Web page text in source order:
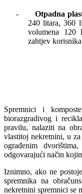
- Otpadna
240 litara, 360
volumena 120
zahtjev
Spremnici i
biorazgradivog i
pravilu, nalaziti na
vlastitoj nekretnini, u
ograđenim
odgovarajući način
Iznimno, ako ne
spremnika na
nekretnini spremnici se